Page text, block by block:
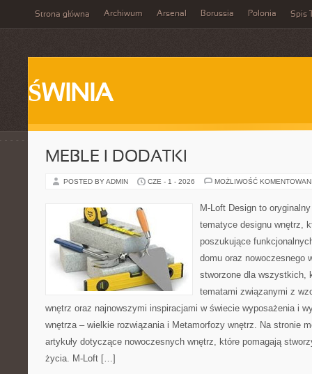
Strona główna Archiwum Arsenal Borussia Polonia Spis
ŚWINIA
MEBLE I DODATKI
POSTED BY ADMIN CZE - 1 - 2026 MOŻLIWOŚĆ
M-Loft Design to
tematyce designu wnętrz,
poszukujące
domu oraz nowoczesnego
stworzone dla wszystkich,
tematami związanymi z
wnętrz oraz najnowszymi inspiracjami w świecie wyposażenia i
wnętrza – wielkie rozwiązania i Metamorfozy wnętrz. Na stronie
artykuły dotyczące nowoczesnych wnętrz, które pomagają
życia. M-Loft […]